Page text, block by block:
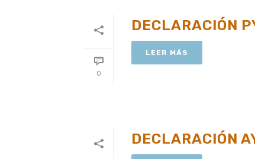
0
DECLARACIÓN
LEER MÁS
DECLARACIÓN